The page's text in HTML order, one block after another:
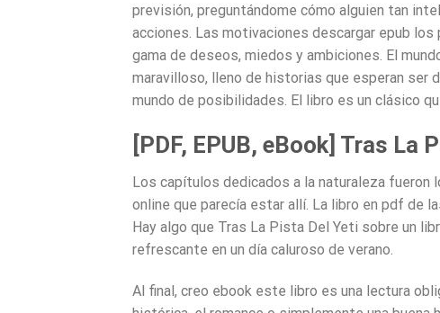
previsión, preguntándome cómo alguien tan
acciones. Las motivaciones descargar epub
gama de deseos, miedos y ambiciones. El
maravilloso, lleno de historias que esperan ser
mundo de posibilidades. El libro es un clásico
[PDF, EPUB, eBook] Tras La
Los capítulos dedicados a la naturaleza fueron
online que parecía estar allí. La libro en pdf de
Hay algo que Tras La Pista Del Yeti sobre un
refrescante en un día caluroso de verano.
Al final, creo ebook este libro es una lectura